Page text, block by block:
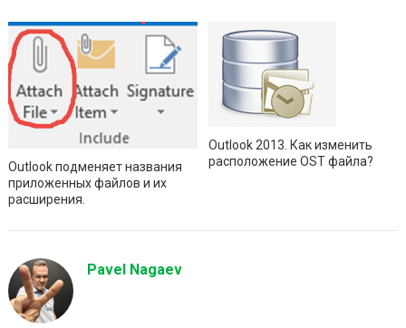
Outlook подменяет названия
приложенных файлов и их
расширения.
Outlook 2013. Как изменить
расположение OST файла?
Pavel Nagaev